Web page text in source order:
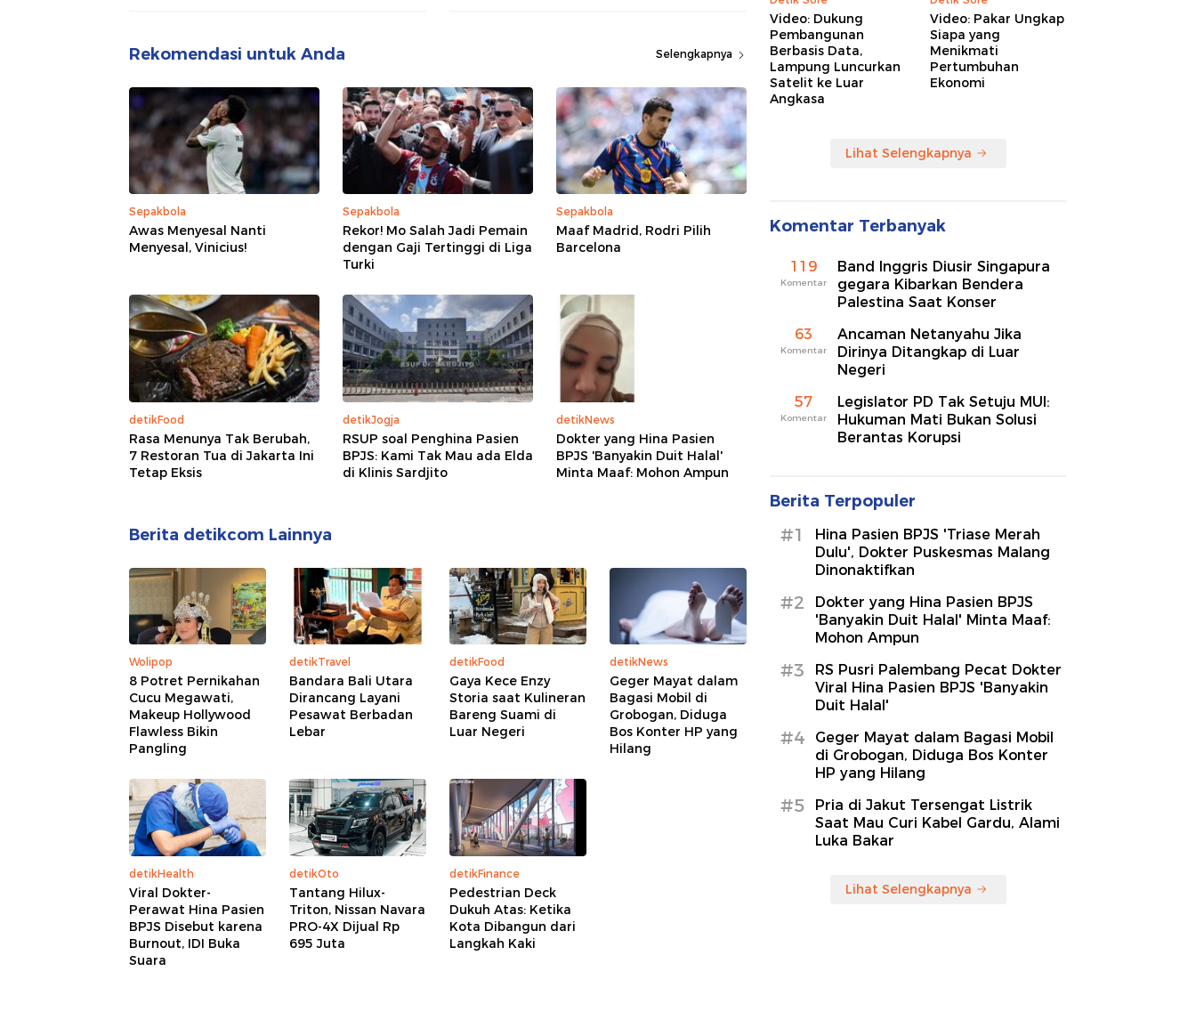
Rekomendasi untuk Anda Selengkapnya
Sepakbola
Awas Menyesal Nanti
Menyesal, Vinicius!
Sepakbola
Rekor! Mo Salah Jadi Pemain
dengan Gaji Tertinggi di Liga
Turki
Sepakbola
Maaf Madrid, Rodri Pilih
Barcelona
detikFood
Rasa Menunya Tak Berubah,
7 Restoran Tua di Jakarta Ini
Tetap Eksis
detikJogja
RSUP soal Penghina Pasien
BPJS: Kami Tak Mau ada Elda
di Klinis Sardjito
detikNews
Dokter yang Hina Pasien
BPJS 'Banyakin Duit Halal'
Minta Maaf: Mohon Ampun
Berita detikcom Lainnya
Wolipop
8 Potret Pernikahan
Cucu Megawati,
Makeup Hollywood
Flawless Bikin
Pangling
detikTravel
Bandara Bali Utara
Dirancang Layani
Pesawat Berbadan
Lebar
detikFood
Gaya Kece Enzy
Storia saat Kulineran
Bareng Suami di
Luar Negeri
detikNews
Geger Mayat dalam
Bagasi Mobil di
Grobogan, Diduga
Bos Konter HP yang
Hilang
detikHealth
Viral Dokter-
Perawat Hina Pasien
BPJS Disebut karena
Burnout, IDI Buka
Suara
detikOto
Tantang Hilux-
Triton, Nissan Navara
PRO-4X Dijual Rp
695 Juta
detikFinance
Pedestrian Deck
Dukuh Atas: Ketika
Kota Dibangun dari
Langkah Kaki
Video: Dukung
Pembangunan
Berbasis Data,
Lampung Luncurkan
Satelit ke Luar
Angkasa
Video: Pakar Ungkap
Siapa yang
Menikmati
Pertumbuhan
Ekonomi
Lihat Selengkapnya
Komentar Terbanyak
119
Komentar
Band Inggris Diusir Singapura
gegara Kibarkan Bendera
Palestina Saat Konser
63
Komentar
Ancaman Netanyahu Jika
Dirinya Ditangkap di Luar
Negeri
57
Komentar
Legislator PD Tak Setuju MUI:
Hukuman Mati Bukan Solusi
Berantas Korupsi
Berita Terpopuler
#1
Hina Pasien BPJS 'Triase Merah
Dulu', Dokter Puskesmas Malang
Dinonaktifkan
#2
Dokter yang Hina Pasien BPJS
'Banyakin Duit Halal' Minta Maaf:
Mohon Ampun
#3
RS Pusri Palembang Pecat Dokter
Viral Hina Pasien BPJS 'Banyakin
Duit Halal'
#4
Geger Mayat dalam Bagasi Mobil
di Grobogan, Diduga Bos Konter
HP yang Hilang
#5
Pria di Jakut Tersengat Listrik
Saat Mau Curi Kabel Gardu, Alami
Luka Bakar
Lihat Selengkapnya